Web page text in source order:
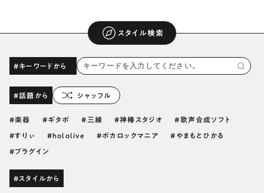
スタイル検索
#キーワードから
#話題から シャッフル
楽器 ギタボ 三線 神椿スタジオ 歌声合成ソフト
すりぃ hololive ボカロックマニア やまもとひかる
プラグイン
#スタイルから